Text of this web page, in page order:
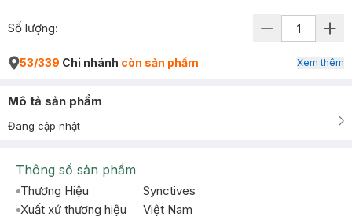
Số lượng:
53/339 Chi nhánh còn sản phẩm Xem thêm
Mô tả sản phẩm
Đang cập nhật
Thông số sản phẩm
Thương Hiệu
Synctives
Xuất xứ thương hiệu
Việt Nam